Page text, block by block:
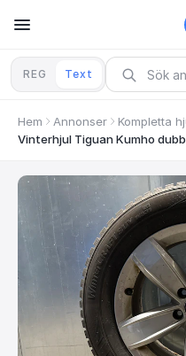
REG Text
Hem Annonser Kompletta
Vinterhjul Tiguan Kumho dubb